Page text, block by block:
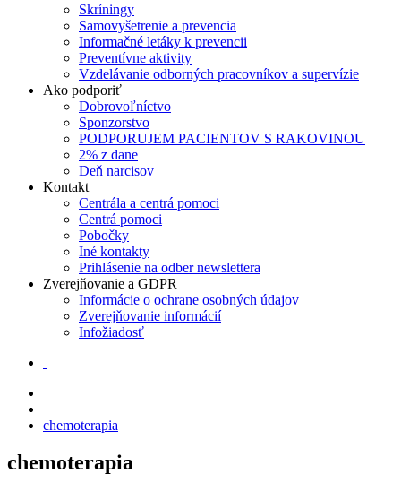
Skríningy
Samovyšetrenie a prevencia
Informačné letáky k prevencii
Preventívne aktivity
Vzdelávanie odborných pracovníkov a supervízie
Ako podporiť
Dobrovoľníctvo
Sponzorstvo
PODPORUJEM PACIENTOV S RAKOVINOU
2% z dane
Deň narcisov
Kontakt
Centrála a centrá pomoci
Centrá pomoci
Pobočky
Iné kontakty
Prihlásenie na odber newslettera
Zverejňovanie a GDPR
Informácie o ochrane osobných údajov
Zverejňovanie informácií
Infožiadosť
chemoterapia
chemoterapia